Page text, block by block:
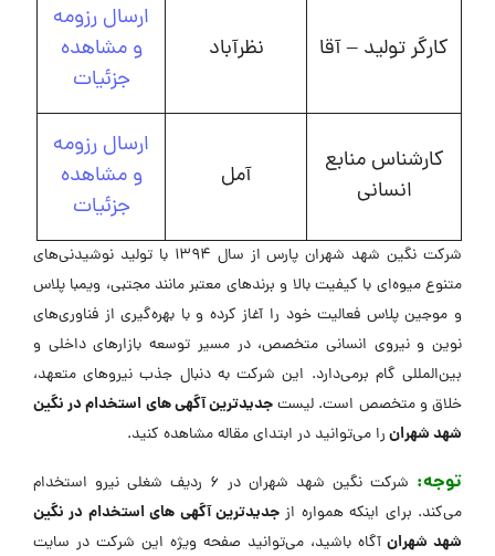
کارگر تولید – آقا نظرآباد
ارسال رزومه
و مشاهده
جزئیات
کارشناس منابع
انسانی
آمل
ارسال رزومه
و مشاهده
جزئیات
شرکت نگین شهد شهران پارس از سال ۱۳۹۴ با تولید نوشیدنی‌های
متنوع میوه‌ای با کیفیت بالا و برندهای معتبر مانند مجتبی، ویمبا پلاس
و موجین پلاس فعالیت خود را آغاز کرده و با بهره‌گیری از فناوری‌های
نوین و نیروی انسانی متخصص، در مسیر توسعه بازارهای داخلی و
بین‌المللی گام برمی‌دارد. این شرکت به دنبال جذب نیروهای متعهد،
خلاق و متخصص است. لیستجدیدترین آگهی های استخدام در نگین
شهد شهرانرا می‌توانید در ابتدای مقاله مشاهده کنید.
توجه:
شرکت نگین شهد شهران در 6 ردیف شغلی نیرو استخدام
می‌کند. برای اینکه همواره از جدیدترین آگهی های استخدام در نگین
شهد شهران آگاه باشید، می‌توانید صفحه ویژه این شرکت در ‌سایت